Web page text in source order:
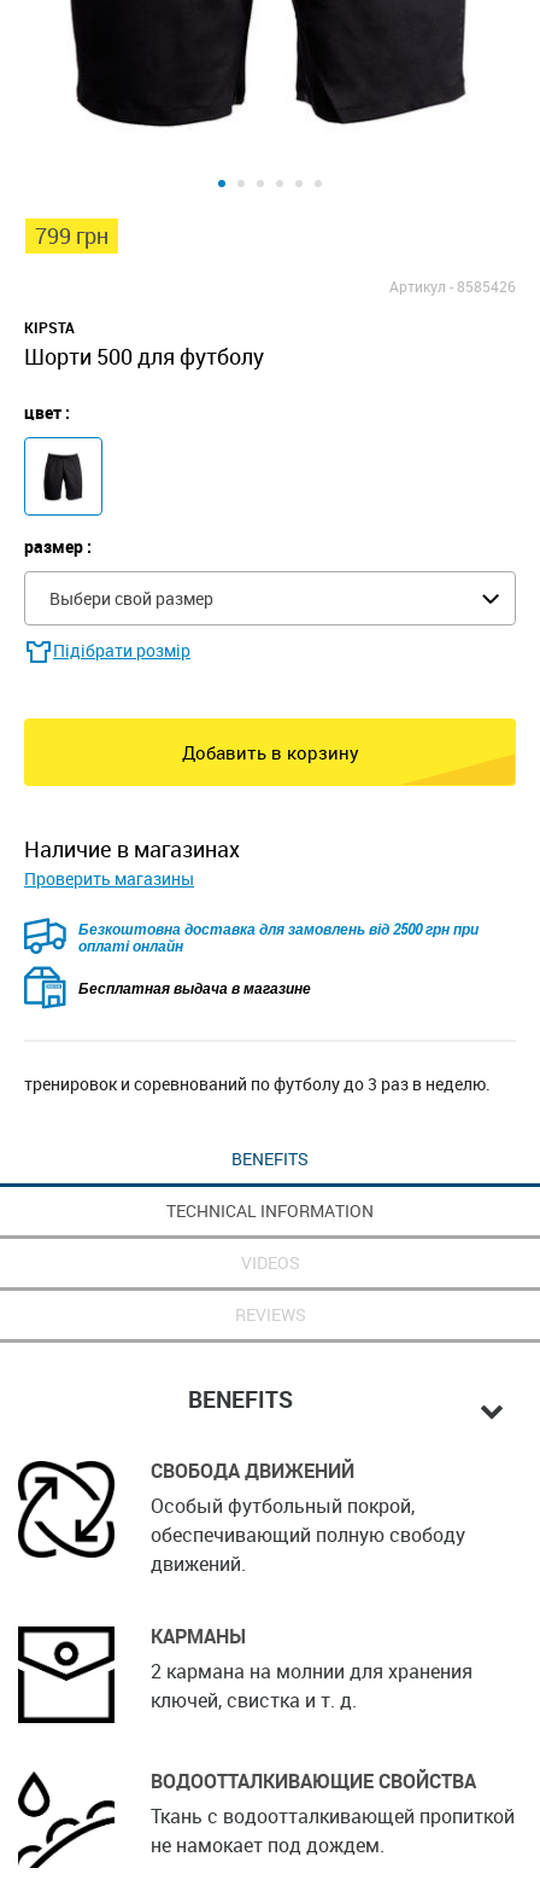
799 грн
Артикул -8585426
KIPSTA
Шорти 500 для футболу
цвет :
размер :
Выбери свой размер
Підібрати розмір
Добавить в корзину
наличие в магазинах
Проверить магазины
Безкоштовна доставка для замовлень від 2500 грн при
оплаті онлайн
Бесплатная выдача в магазине
тренировок и соревнований по футболу до 3 раз в неделю.
BENEFITS
TECHNICAL INFORMATION
VIDEOS
REVIEWS
BENEFITS
СВОБОДА ДВИЖЕНИЙ
Особый футбольный покрой,
обеспечивающий полную свободу
движений.
КАРМАНЫ
2 кармана на молнии для хранения
ключей, свистка и т. д.
ВОДООТТАЛКИВАЮЩИЕ СВОЙСТВА
Ткань с водоотталкивающей пропиткой
не намокает под дождем.